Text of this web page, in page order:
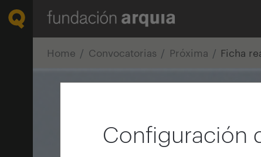
Configuración
Home Convocatorias Próxima Ficha